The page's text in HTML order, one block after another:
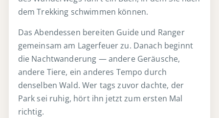
dem Trekking schwimmen können.
Das Abendessen bereiten Guide und Ranger
gemeinsam am Lagerfeuer zu. Danach beginnt
die Nachtwanderung — andere Geräusche,
andere Tiere, ein anderes Tempo durch
denselben Wald. Wer tags zuvor dachte, der
Park sei ruhig, hört ihn jetzt zum ersten Mal
richtig.